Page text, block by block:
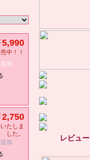
5,990
中！！
加
2,750
たしま
した。
加
レビュー